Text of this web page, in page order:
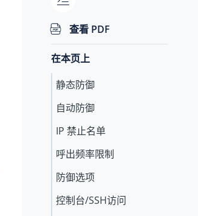
查看 PDF
在本页上
静态防御
自动防御
IP 禁止名单
呼出频率限制
防御选项
控制台/SSH访问